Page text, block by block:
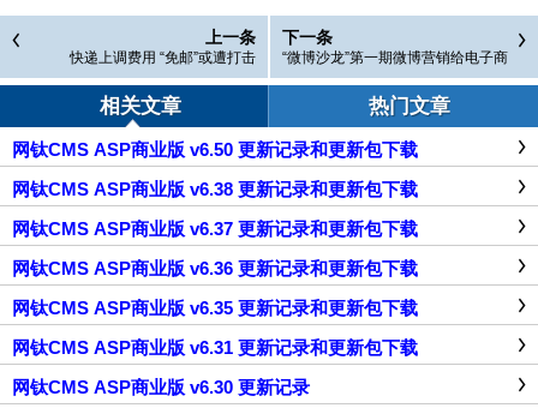
上一条
快递上调费用 “免邮”或遭打击
下一条
“微博沙龙”第一期微博营销给电子商
相关文章 热门文章
网钛CMS ASP商业版 v6.50 更新记录和更新包下载
网钛CMS ASP商业版 v6.38 更新记录和更新包下载
网钛CMS ASP商业版 v6.37 更新记录和更新包下载
网钛CMS ASP商业版 v6.36 更新记录和更新包下载
网钛CMS ASP商业版 v6.35 更新记录和更新包下载
网钛CMS ASP商业版 v6.31 更新记录和更新包下载
网钛CMS ASP商业版 v6.30 更新记录